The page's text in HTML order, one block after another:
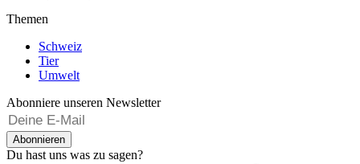
Themen
Schweiz
Tier
Umwelt
Abonniere unseren Newsletter
Abonnieren
Du hast uns was zu sagen?